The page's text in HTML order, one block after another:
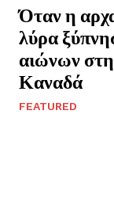
Όταν η
λύρα
αιώνων
Καναδά
FEATURED